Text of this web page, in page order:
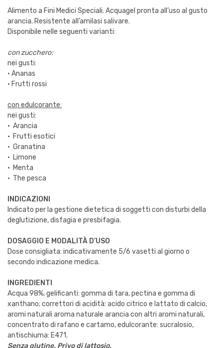
Alimento a Fini Medici Speciali. Acquagel pronta all’uso al gusto
arancia. Resistente all’amilasi salivare.
Disponibile nelle seguenti varianti:
con zucchero:
nei gusti:
· Ananas
· Frutti rossi
con edulcorante:
nei gusti:
· Arancia
· Frutti esotici
· Granatina
· Limone
· Menta
· The pesca
INDICAZIONI
Indicato per la gestione dietetica di soggetti con disturbi della
deglutizione, disfagia e presbifagia.
DOSAGGIO E MODALITÀ D’USO
Dose consigliata: indicativamente 5/6 vasetti al giorno o
secondo indicazione medica.
INGREDIENTI
Acqua 98%, gelificanti: gomma di tara, pectina e gomma di
xanthano; correttori di acidità: acido citrico e lattato di calcio,
aromi naturali aroma naturale arancia con altri aromi naturali,
concentrato di rafano e cartamo, edulcorante: sucralosio,
antischiuma: E471.
Senza glutine. Privo di lattosio.